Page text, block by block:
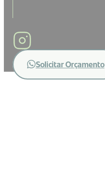
Solicitar Orçamento